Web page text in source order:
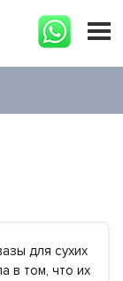
для сухих
в том, что их